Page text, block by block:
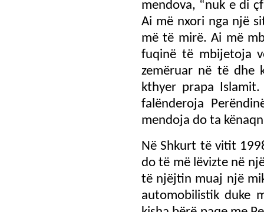
mendova, “nuk e di
Ai më nxori nga një
më të mirë. Ai më
fuqinë të mbijetoja
zemëruar në të dhe
kthyer prapa
falënderoja
mendoja do ta
Në Shkurt të vitit
do të më lëvizte në
të njëjtin muaj një
automobilistik duke